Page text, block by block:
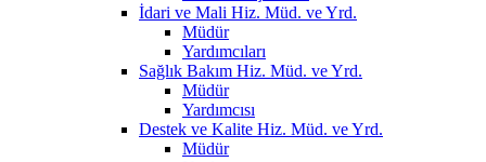
İdari ve Mali Hiz. Müd. ve Yrd.
Müdür
Yardımcıları
Sağlık Bakım Hiz. Müd. ve Yrd.
Müdür
Yardımcısı
Destek ve Kalite Hiz. Müd. ve Yrd.
Müdür